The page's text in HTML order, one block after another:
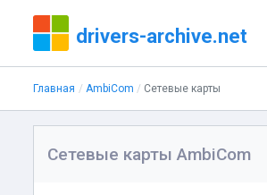
drivers-archive.net
Главная AmbiCom Сетевые карты
Сетевые карты AmbiCom